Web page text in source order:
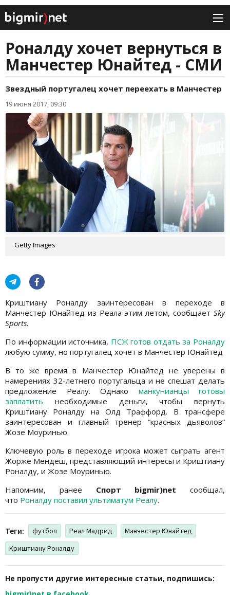
Роналду хочет вернуться в
Манчестер Юнайтед - СМИ
Звездный португалец хочет переехать в Манчестер
19 июня 2017, 09:30
Getty Images
Криштиану Роналду заинтересован в переходе в
Манчестер Юнайтед из Реала этим летом, сообщает Sky
Sports.
По информации источника, ПСЖ готов отдать за Роналду
любую сумму, но португалец хочет в Манчестер Юнайтед
В то же время в Манчестер Юнайтед не уверены в
намерениях 32-летнего португальца и не спешат делать
предложение Реалу. Однако манкунианцы готовы
заплатить необходимые деньги, чтобы вернуть
Криштиану Роналду на Олд Траффорд. В трансфере
заинтересован и главный тренер “красных дьяволов“
Жозе Моуринью.
Ключевую роль в переходе игрока может сыграть агент
Жорже Мендеш, представляющий интересы и Криштиану
Роналду, и Жозе Моуринью.
Напомним, ранее Спорт bigmir)net сообщал,
что Роналду поставил ультиматум Реалу.
Теги: футбол Реал Мадрид
Манчестер Юнайтед
Криштиану Роналду
Не пропусти другие интересные статьи, подпишись: